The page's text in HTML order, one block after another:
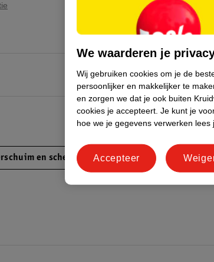
en scheergel
We waarderen je
Wij gebruiken cookies om je de
persoonlijker en makkelijker te
en zorgen we dat je ook buiten
cookies je accepteert. Je kunt je
hoe we je gegevens verwerken lees
Accepteer